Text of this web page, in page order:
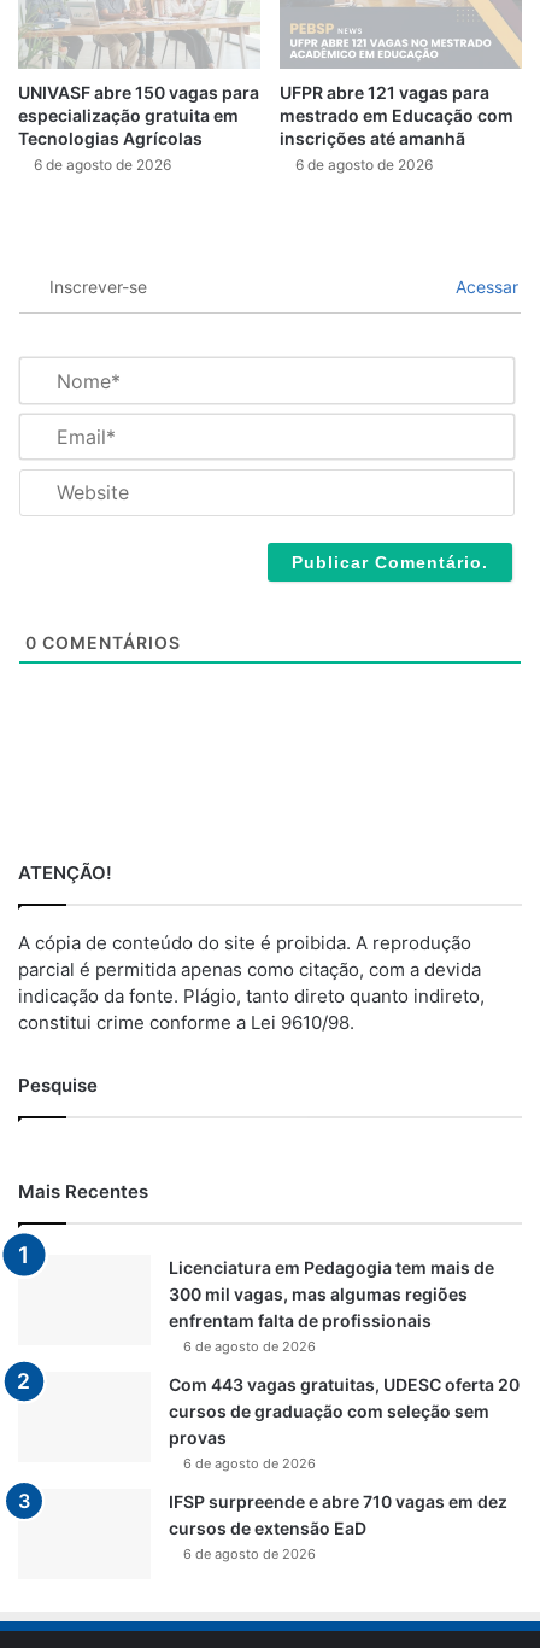
UNIVASF abre 150 vagas para
especialização gratuita em
Tecnologias Agrícolas
6 de agosto de 2026
UFPR abre 121 vagas para
mestrado em Educação com
inscrições até amanhã
6 de agosto de 2026
Inscrever-se Acessar
m
*a
l
0 COMENTÁRIOS
ATENÇÃO!
A cópia de conteúdo do site é proibida. A reprodução
parcial é permitida apenas como citação, com a devida
indicação da fonte. Plágio, tanto direto quanto indireto,
constitui crime conforme a Lei 9610/98.
Pesquise
Mais Recentes
Licenciatura em Pedagogia tem mais de
300 mil vagas, mas algumas regiões
enfrentam falta de profissionais
6 de agosto de 2026
Com 443 vagas gratuitas, UDESC oferta 20
cursos de graduação com seleção sem
provas
6 de agosto de 2026
IFSP surpreende e abre 710 vagas em dez
cursos de extensão EaD
6 de agosto de 2026